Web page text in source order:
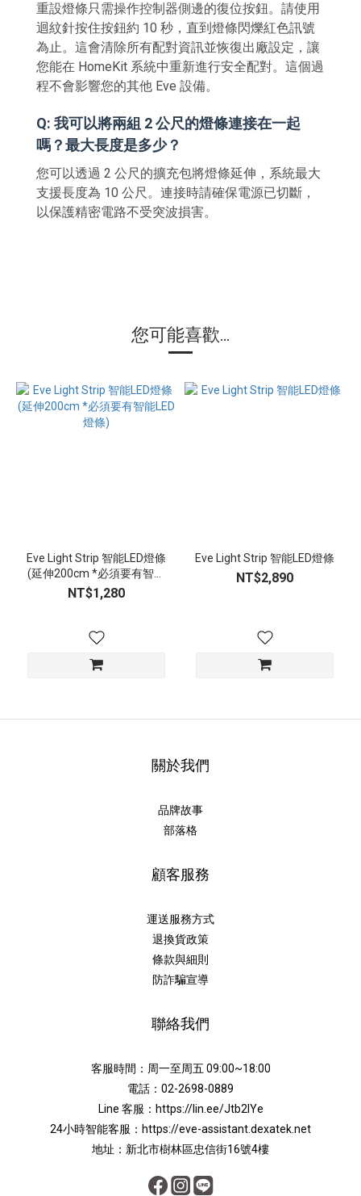
重設燈條只需操作控制器側邊的復位按鈕。請使用
迴紋針按住按鈕約 10 秒，直到燈條閃爍紅色訊號
為止。這會清除所有配對資訊並恢復出廠設定，讓
您能在 HomeKit 系統中重新進行安全配對。這個過
程不會影響您的其他 Eve 設備。
Q: 我可以將兩組 2 公尺的燈條連接在一起
嗎？最大長度是多少？
您可以透過 2 公尺的擴充包將燈條延伸，系統最大
支援長度為 10 公尺。連接時請確保電源已切斷，
以保護精密電路不受突波損害。
您可能喜歡...
Eve Light Strip 智能LED燈條
(延伸200cm *必須要有智能
LED燈條)
NT$1,280
Eve Light Strip 智能LED燈條
NT$2,890
關於我們
品牌故事
部落格
顧客服務
運送服務方式
退換貨政策
條款與細則
防詐騙宣導
聯絡我們
客服時間：周一至周五 09:00~18:00
電話：02-2698-0889
Line 客服： https://lin.ee/Jtb2lYe
24小時智能客服： https://eve-assistant.dexatek.net
地址：新北市樹林區忠信街16號4樓